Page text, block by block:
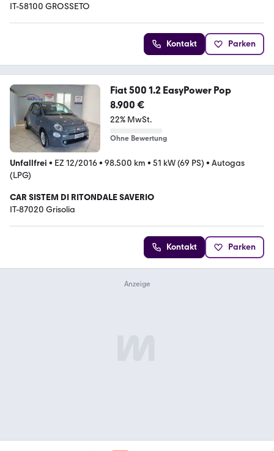
IT-58100 GROSSETO
Kontakt Parken
Fiat 500 1.2 EasyPower Pop
8.900 €
22% MwSt.
Ohne Bewertung
Unfallfrei • EZ 12/2016• 98.500 km • 51 kW (69 PS) • Autogas
(LPG)
CAR SISTEM DI RITONDALE SAVERIO
IT-87020 Grisolia
Kontakt Parken